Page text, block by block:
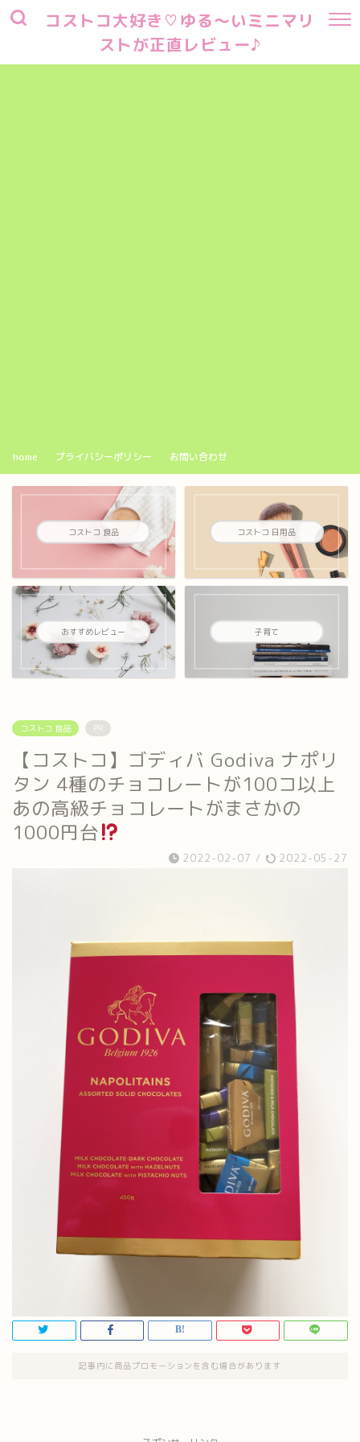
コストコ大好き♡ゆる～いミニマリ
ストが正直レビュー♪
home プライバシーポリシー お問い合わせ
コストコ 食品 コストコ 日用品
おすすめレビュー 子育て
コストコ 食品 PR
【コストコ】ゴディバ Godiva ナポリ
タン 4種のチョコレートが100コ以上
あの高級チョコレートがまさかの
1000円台
2022-02-07 / 2022-05-27
記事内に商品プロモーションを含む場合があります